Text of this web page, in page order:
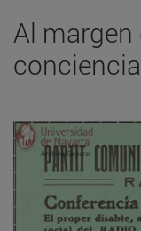
Al margen